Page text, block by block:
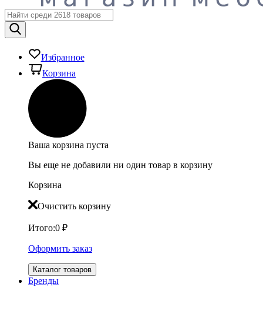
Избранное
Корзина
Ваша корзина пуста
Вы еще не добавили ни один товар в корзину
Корзина
Очистить корзину
Итого:0 ₽
Оформить заказ
Каталог товаров
Бренды